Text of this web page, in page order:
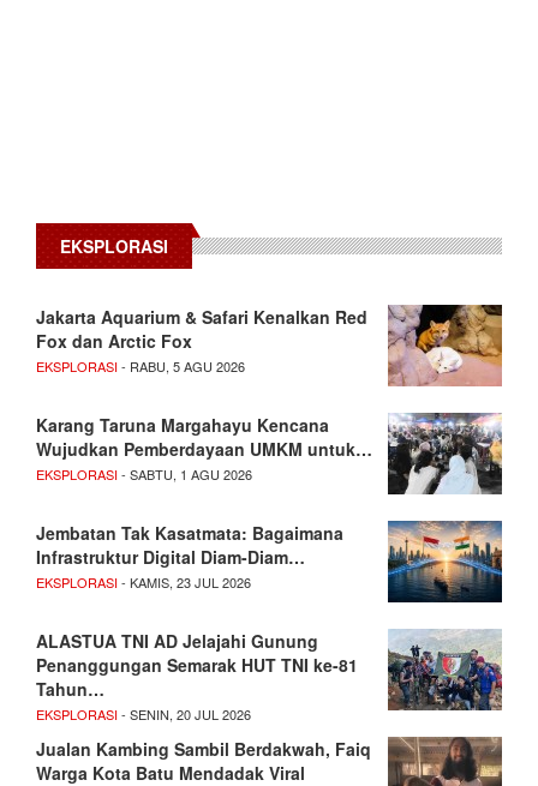
EKSPLORASI
Jakarta Aquarium & Safari Kenalkan Red
Fox dan Arctic Fox
EKSPLORASI- RABU, 5 AGU 2026
Karang Taruna Margahayu Kencana
Wujudkan Pemberdayaan UMKM untuk…
EKSPLORASI- SABTU, 1 AGU 2026
Jembatan Tak Kasatmata: Bagaimana
Infrastruktur Digital Diam-Diam…
EKSPLORASI- KAMIS, 23 JUL 2026
ALASTUA TNI AD Jelajahi Gunung
Penanggungan Semarak HUT TNI ke-81
Tahun…
EKSPLORASI- SENIN, 20 JUL 2026
Jualan Kambing Sambil Berdakwah, Faiq
Warga Kota Batu Mendadak Viral